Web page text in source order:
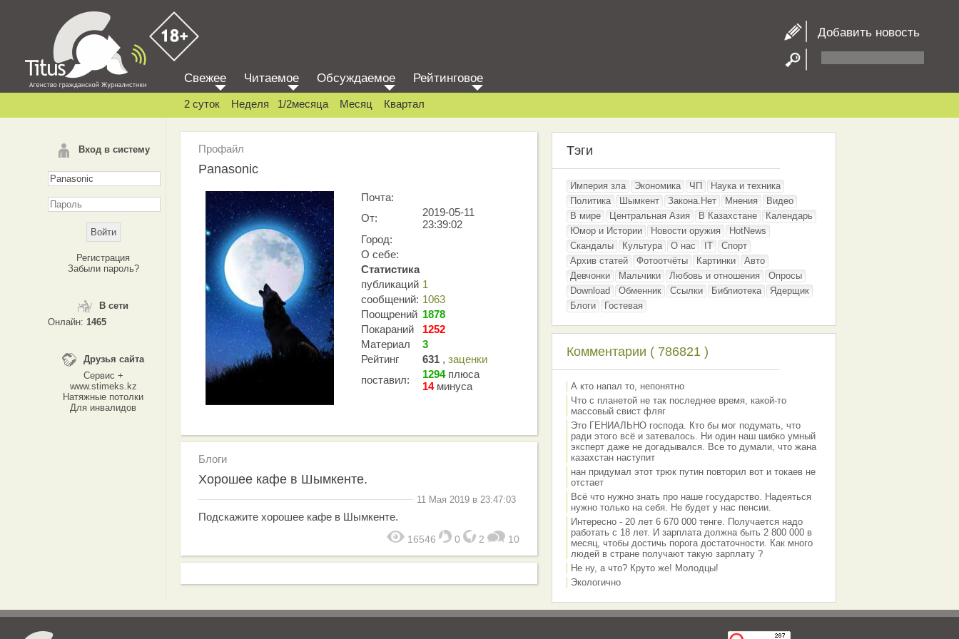
Добавить новость
Вход в систему
Регистрация
Забыли пароль?
В сети
Онлайн: 1465
Друзья сайта
Сервис +
www.stimeks.kz
Натяжные потолки
Для инвалидов
Свежее Читаемое Обсуждаемое Рейтинговое
2 суток Неделя 1/2месяца Месяц Квартал
Профайл
Panasonic
Почта:
От:
2019-05-11
23:39:02
Город:
О себе:
Статистика
публикаций 1
сообщений: 1063
Поощрений 1878
Покараний
1252
Материал
3
Рейтинг
631 , заценки
поставил:
1294плюса
14минуса
Блоги
Хорошее кафе в Шымкенте.
11 Мая 2019 в 23:47:03
Подскажите хорошее кафе в Шымкенте.
16546 0 2 10
Тэги
Империя зла Экономика ЧП
Наука и техника
Политика
Шымкент Закона.Нет Мнения
Видео
В мире
Центральная Азия В Казахстане
Календарь
Юмор и Истории
Новости оружия
HotNews
Скандалы
Культура О нас IT
Спорт
Архив статей
Фотоотчёты Картинки
Авто
Девчонки
Мальчики Любовь и отношения
Опросы
Download
Обменник Ссылки Библиотека
Ядерщик
Блоги
Гостевая
Комментарии ( 786821 )
А кто напал то, непонятно
Что с планетой не так последнее время, какой-то
массовый свист фляг
Это ГЕНИАЛЬНО господа. Кто бы мог подумать, что
ради этого всё и затевалось. Ни один наш шибко умный
эксперт даже не догадывался. Все то думали, что жана
казахстан наступит
нан придумал этот трюк путин повторил вот и токаев не
отстает
Всё что нужно знать про наше государство. Надеяться
нужно только на себя. Не будет у нас пенсии.
Интересно - 20 лет 6 670 000 тенге. Получается надо
работать с 18 лет. И зарплата должна быть 2 800 000 в
месяц, чтобы достичь порога достаточности. Как много
людей в стране получают такую зарплату ?
Не ну, а что? Круто же! Молодцы!
Экологично